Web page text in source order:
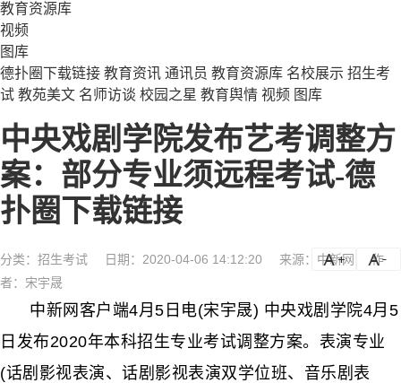
教育资源库
视频
图库
德扑圈下载链接 教育资讯 通讯员 教育资源库 名校展示 招生考
试 教苑美文 名师访谈 校园之星 教育舆情 视频 图库
中央戏剧学院发布艺考调整方
案：部分专业须远程考试-德
扑圈下载链接
分类： 招生考试 日期：2020-04-06 14:12:20 来源：中新网
作
者：宋宇晟
a
中新网客户端4月5日电(宋宇晟) 中央戏剧学院4月5
日发布2020年本科招生专业考试调整方案。表演专业
(话剧影视表演、话剧影视表演双学位班、音乐剧表